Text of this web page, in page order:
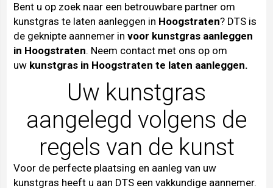
Bent u op zoek naar een betrouwbare partner om
kunstgras te laten aanleggen in Hoogstraten? DTS is
de geknipte aannemer in voor kunstgras aanleggen
in Hoogstraten. Neem contact met ons op om
uw kunstgras in Hoogstraten te laten aanleggen.
Uw kunstgras
aangelegd volgens de
regels van de kunst
Voor de perfecte plaatsing en aanleg van uw
kunstgras heeft u aan DTS een vakkundige aannemer.